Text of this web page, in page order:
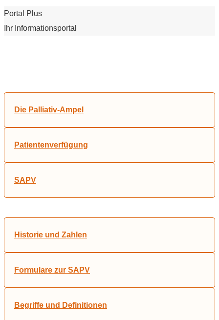
Portal Plus
Ihr Informationsportal
Die Palliativ-Ampel
Patientenverfügung
SAPV
Historie und Zahlen
Formulare zur SAPV
Begriffe und Definitionen